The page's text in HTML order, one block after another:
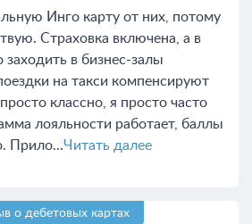
Инго карту от них, потому
Страховка включена, а в
в бизнес-залы
на такси компенсируют
классно, я просто часто
лояльности работает, баллы
Прило...Читать далее
о дебетовых картах